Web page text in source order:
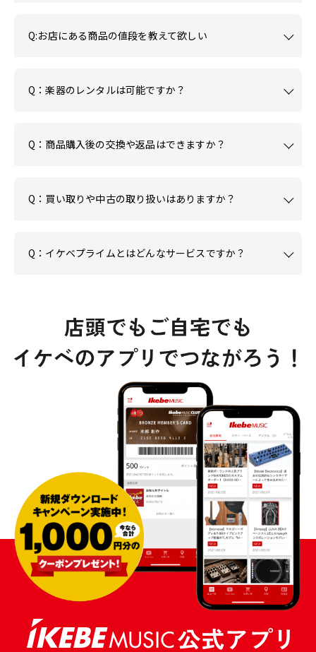
Q:お店にある商品の値段を教えて欲しい
Q：楽器のレンタルは可能ですか？
Q：商品購入後の交換や返品はできますか？
Q：買い取りや中古の取り扱いはありますか？
Q：イケベプライムとはどんなサービスですか？